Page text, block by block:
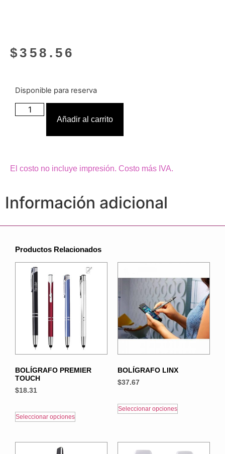
$358.56
Disponible para reserva
Añadir al carrito
El costo no incluye impresión. Costo más IVA.
Información adicional
Productos Relacionados
BOLÍGRAFO PREMIER
TOUCH
$18.31
Seleccionar opciones
BOLÍGRAFO LINX
$37.67
Seleccionar opciones